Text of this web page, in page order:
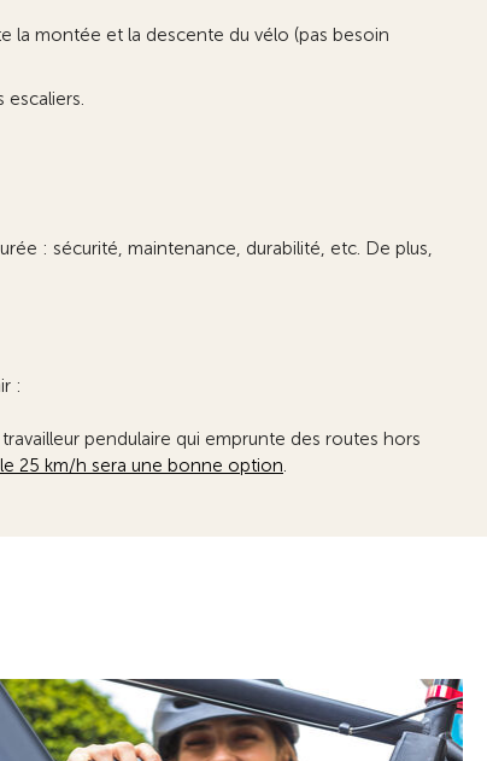
la montée et la descente du vélo (pas besoin
: sécurité, maintenance, durabilité, etc. De plus,
:
pendulaire qui emprunte des routes hors
25 km/h sera une bonne option